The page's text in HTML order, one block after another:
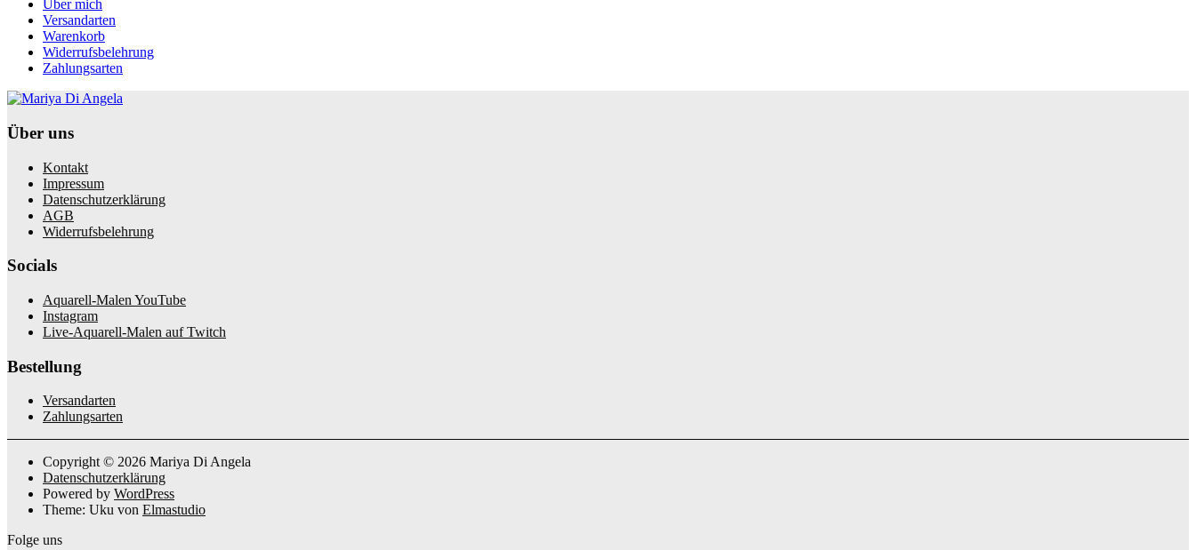
Über mich
Versandarten
Warenkorb
Widerrufsbelehrung
Zahlungsarten
Über uns
Kontakt
Impressum
Datenschutzerklärung
AGB
Widerrufsbelehrung
Socials
Aquarell-Malen YouTube
Instagram
Live-Aquarell-Malen auf Twitch
Bestellung
Versandarten
Zahlungsarten
Copyright © 2026 Mariya Di Angela
Datenschutzerklärung
Powered by WordPress
Theme: Uku von Elmastudio
Folge uns